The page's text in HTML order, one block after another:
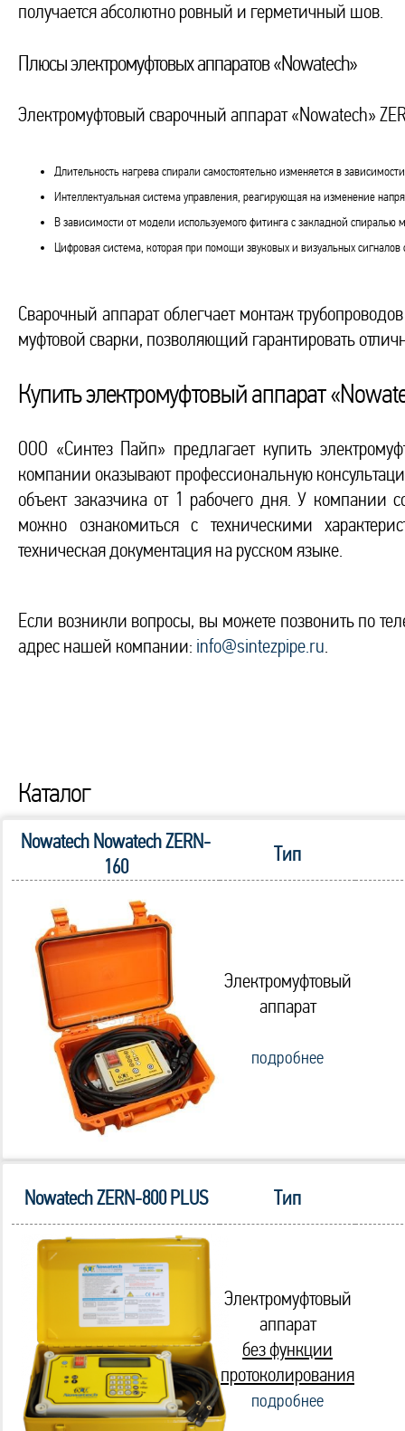
получается абсолютно ровный и герметичный шов.
Плюсы электромуфтовых аппаратов «Nowatech»
Электромуфтовый сварочный аппарат «Nowatech»
Длительность нагрева спирали самостоятельно изменяется в
Интеллектуальная система управления, реагирующая на изменение
В зависимости от модели используемого фитинга с закладной спиралью
Цифровая система, которая при помощи звуковых и визуальных
Сварочный аппарат облегчает монтаж
муфтовой сварки, позволяющий гарантировать
Купить электромуфтовый аппарат
ООО «Синтез Пайп» предлагает купить
компании оказывают профессиональную
объект заказчика от 1 рабочего дня. У компании
можно ознакомиться с техническими
техническая документация на русском языке.
Если возникли вопросы, вы можете позвонить по
адрес нашей компании: info@sintezpipe.ru.
Каталог
Nowatech Nowatech ZERN-
160
Тип
Электромуфтовый
аппарат
подробнее
Nowatech ZERN-800 PLUS Тип
Электромуфтовый
аппарат
без функции
протоколирования
подробнее